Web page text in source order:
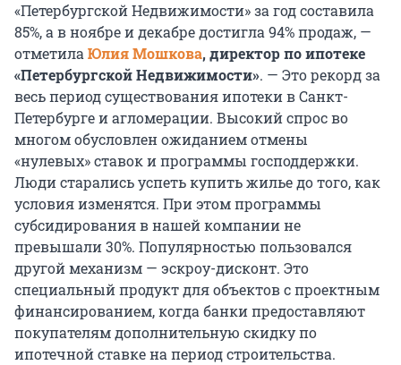
«Петербургской Недвижимости» за год составила
85%, а в ноябре и декабре достигла 94% продаж, —
отметилаЮлия Мошкова, директор по ипотеке
«Петербургской Недвижимости». — Это рекорд за
весь период существования ипотеки в Санкт-
Петербурге и агломерации. Высокий спрос во
многом обусловлен ожиданием отмены
«нулевых» ставок и программы господдержки.
Люди старались успеть купить жилье до того, как
условия изменятся. При этом программы
субсидирования в нашей компании не
превышали 30%. Популярностью пользовался
другой механизм — эскроу-дисконт. Это
специальный продукт для объектов с проектным
финансированием, когда банки предоставляют
покупателям дополнительную скидку по
ипотечной ставке на период строительства.